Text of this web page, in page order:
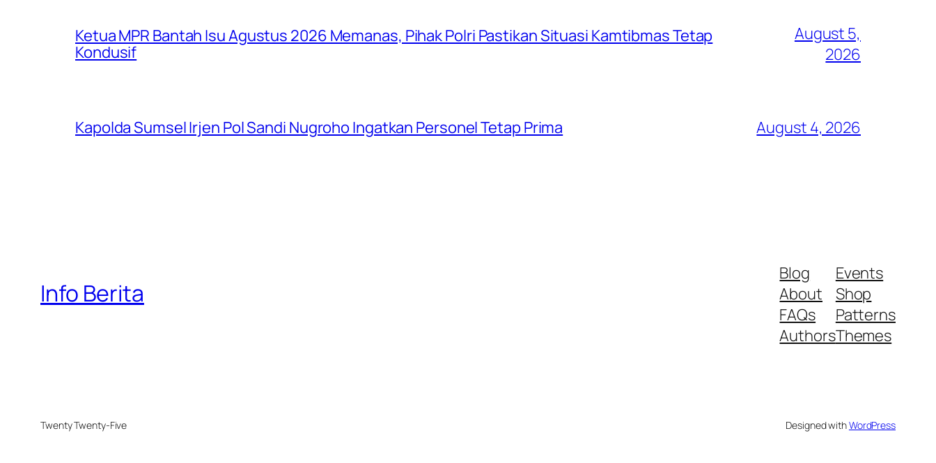
Ketua MPR Bantah Isu Agustus 2026 Memanas, Pihak Polri Pastikan Situasi Kamtibmas Tetap
Kondusif
August 5,
2026
Kapolda Sumsel Irjen Pol Sandi Nugroho Ingatkan Personel Tetap Prima August 4, 2026
Info Berita
Blog
About
FAQs
Authors
Events
Shop
Patterns
Themes
Twenty Twenty-Five Designed withWordPress